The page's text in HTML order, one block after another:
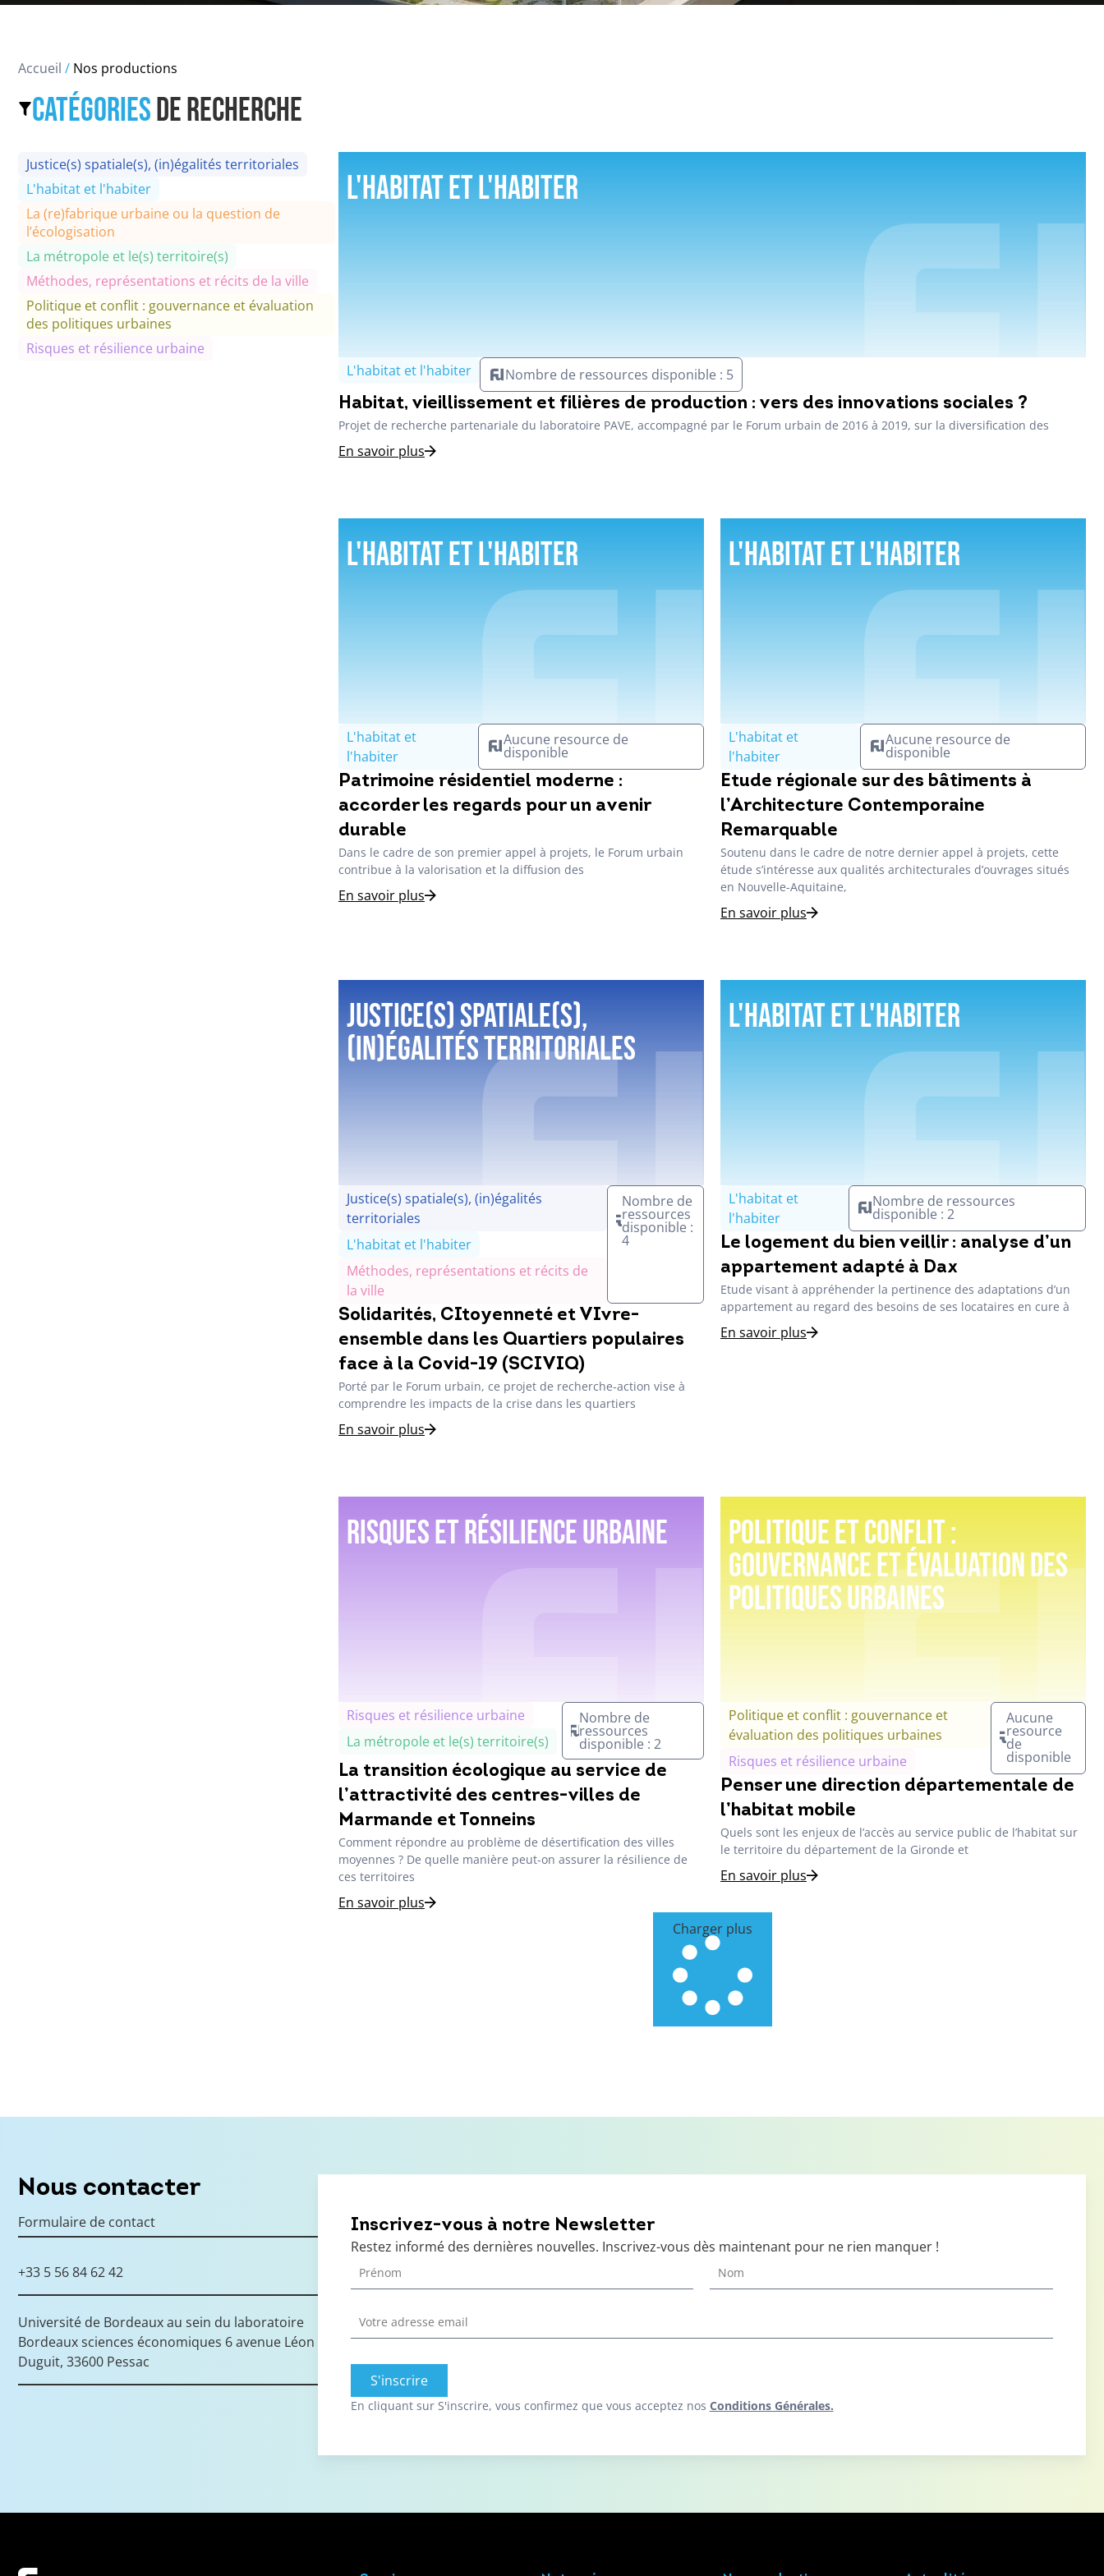
Accueil / Nos productions
Catégoriesde recherche
Justice(s) spatiale(s), (in)égalités territoriales
L'habitat et l'habiter
La (re)fabrique urbaine ou la question de
l’écologisation
La métropole et le(s) territoire(s)
Méthodes, représentations et récits de la ville
Politique et conflit : gouvernance et évaluation
des politiques urbaines
Risques et résilience urbaine
L'habitat et l'habiter
L'habitat et l'habiter Nombre de ressources disponible : 5
Habitat, vieillissement et filières de production : vers des innovations sociales ?
Projet de recherche partenariale du laboratoire PAVE, accompagné par le Forum urbain de 2016 à 2019, sur la diversification des
En savoir plus
L'habitat et l'habiter
L'habitat et
l'habiter
Aucune resource de
disponible
Patrimoine résidentiel moderne :
accorder les regards pour un avenir
durable
Dans le cadre de son premier appel à projets, le Forum urbain
contribue à la valorisation et la diffusion des
En savoir plus
L'habitat et l'habiter
L'habitat et
l'habiter
Aucune resource de
disponible
Etude régionale sur des bâtiments à
l’Architecture Contemporaine
Remarquable
Soutenu dans le cadre de notre dernier appel à projets, cette
étude s’intéresse aux qualités architecturales d’ouvrages situés
en Nouvelle-Aquitaine,
En savoir plus
Justice(s) spatiale(s),
(in)égalités territoriales
Justice(s) spatiale(s), (in)égalités
territoriales
L'habitat et l'habiter
Méthodes, représentations et récits de
la ville
Nombre de
ressources
disponible :
4
Solidarités, CItoyenneté et VIvre-
ensemble dans les Quartiers populaires
face à la Covid-19 (SCIVIQ)
Porté par le Forum urbain, ce projet de recherche-action vise à
comprendre les impacts de la crise dans les quartiers
En savoir plus
L'habitat et l'habiter
L'habitat et
l'habiter
Nombre de ressources
disponible : 2
Le logement du bien veillir : analyse d’un
appartement adapté à Dax
Etude visant à appréhender la pertinence des adaptations d’un
appartement au regard des besoins de ses locataires en cure à
En savoir plus
Risques et résilience urbaine
Risques et résilience urbaine
La métropole et le(s) territoire(s)
Nombre de
ressources
disponible : 2
La transition écologique au service de
l’attractivité des centres-villes de
Marmande et Tonneins
Comment répondre au problème de désertification des villes
moyennes ? De quelle manière peut-on assurer la résilience de
ces territoires
En savoir plus
Politique et conflit :
gouvernance et évaluation des
politiques urbaines
Politique et conflit : gouvernance et
évaluation des politiques urbaines
Risques et résilience urbaine
Aucune
resource
de
disponible
Penser une direction départementale de
l’habitat mobile
Quels sont les enjeux de l’accès au service public de l’habitat sur
le territoire du département de la Gironde et
En savoir plus
Charger plus
Nous contacter
Formulaire de contact
+33 5 56 84 62 42
Université de Bordeaux au sein du laboratoire
Bordeaux sciences économiques 6 avenue Léon
Duguit, 33600 Pessac
Inscrivez-vous à notre Newsletter
Restez informé des dernières nouvelles. Inscrivez-vous dès maintenant pour ne rien manquer !
S'inscrire
En cliquant sur S'inscrire, vous confirmez que vous acceptez nos Conditions Générales.